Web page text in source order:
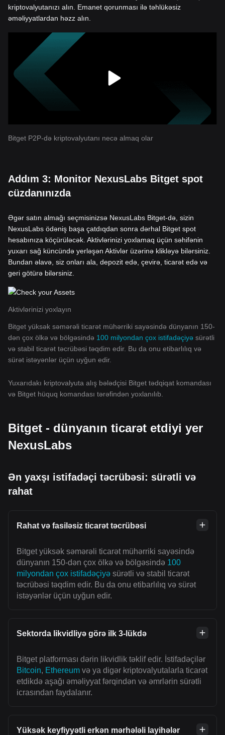
kriptovalyutanızı alın. Emanet qorunması ilə təhlükəsiz
əməliyyatlardan həzz alın.
Bitget P2P-də kriptovalyutanı necə almaq olar
Addım 3: Monitor NexusLabs Bitget spot
cüzdanınızda
Əgər satın almağı seçmisinizsə NexusLabs Bitget-də, sizin
NexusLabs ödəniş başa çatdıqdan sonra dərhal Bitget spot
hesabınıza köçürüləcək. Aktivlərinizi yoxlamaq üçün səhifənin
yuxarı sağ küncündə yerləşən Aktivlər üzərinə klikləyə bilərsiniz.
Bundan əlavə, siz onları ala, depozit edə, çevirə, ticarət edə və
geri götürə bilərsiniz.
Aktivlərinizi yoxlayın
Bitget yüksək səmərəli ticarət mühərriki sayəsində dünyanın 150-
dən çox ölkə və bölgəsində 100 milyondan çox istifadəçiyə sürətli
və stabil ticarət təcrübəsi təqdim edir. Bu da onu etibarlılıq və
sürət istəyənlər üçün uyğun edir.
Yuxarıdakı kriptovalyuta alış bələdçisi Bitget tədqiqat komandası
və Bitget hüquq komandası tərəfindən yoxlanılıb.
Bitget - dünyanın ticarət etdiyi yer
NexusLabs
Ən yaxşı istifadəçi təcrübəsi: sürətli və
rahat
Rahat və fasiləsiz ticarət təcrübəsi
Bitget yüksək səmərəli ticarət mühərriki sayəsində
dünyanın 150-dən çox ölkə və bölgəsində 100
milyondan çox istifadəçiyə sürətli və stabil ticarət
təcrübəsi təqdim edir. Bu da onu etibarlılıq və sürət
istəyənlər üçün uyğun edir.
Sektorda likvidliyə görə ilk 3-lükdə
Bitget platforması dərin likvidlik təklif edir. İstifadəçilər
Bitcoin, Ethereum və ya digər kriptovalyutalarla ticarət
etdikdə aşağı əməliyyat fərqindən və əmrlərin sürətli
icrasından faydalanır.
Yüksək keyfiyyətli erkən mərhələli layihələr